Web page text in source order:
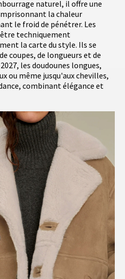
naturel, il offre une
la chaleur
le froid de pénétrer. Les
techniquement
la carte du style. Ils se
coupes, de longueurs et de
les doudounes longues,
ou même jusqu'aux chevilles,
combinant élégance et